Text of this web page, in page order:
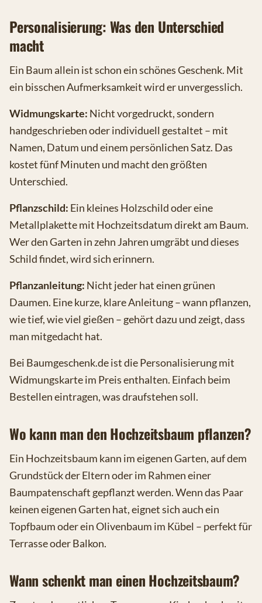
Personalisierung: Was den Unterschied
macht
Ein Baum allein ist schon ein schönes Geschenk. Mit
ein bisschen Aufmerksamkeit wird er unvergesslich.
Widmungskarte: Nicht vorgedruckt, sondern
handgeschrieben oder individuell gestaltet – mit
Namen, Datum und einem persönlichen Satz. Das
kostet fünf Minuten und macht den größten
Unterschied.
Pflanzschild: Ein kleines Holzschild oder eine
Metallplakette mit Hochzeitsdatum direkt am Baum.
Wer den Garten in zehn Jahren umgräbt und dieses
Schild findet, wird sich erinnern.
Pflanzanleitung: Nicht jeder hat einen grünen
Daumen. Eine kurze, klare Anleitung – wann pflanzen,
wie tief, wie viel gießen – gehört dazu und zeigt, dass
man mitgedacht hat.
Bei Baumgeschenk.de ist die Personalisierung mit
Widmungskarte im Preis enthalten. Einfach beim
Bestellen eintragen, was draufstehen soll.
Wo kann man den Hochzeitsbaum pflanzen?
Ein Hochzeitsbaum kann im eigenen Garten, auf dem
Grundstück der Eltern oder im Rahmen einer
Baumpatenschaft gepflanzt werden. Wenn das Paar
keinen eigenen Garten hat, eignet sich auch ein
Topfbaum oder ein Olivenbaum im Kübel – perfekt für
Terrasse oder Balkon.
Wann schenkt man einen Hochzeitsbaum?